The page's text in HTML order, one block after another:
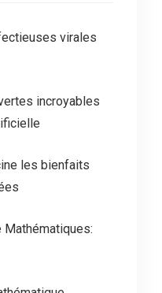
virales
incroyables
les bienfaits
Mathématiques: